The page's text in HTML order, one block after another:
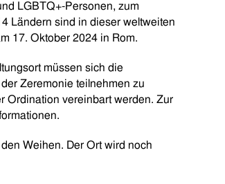
LGBTQ+-Personen, zum
Ländern sind in dieser weltweiten
17. Oktober 2024 in Rom.
müssen sich die
Zeremonie teilnehmen zu
Ordination vereinbart werden. Zur
Weihen. Der Ort wird noch